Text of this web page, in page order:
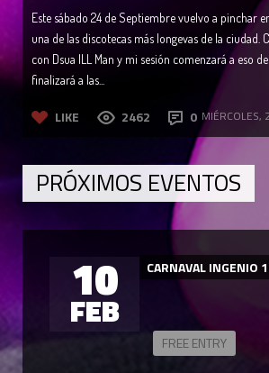
Este sábado 24 de Septiembre vuelvo a pinchar
una de las discotecas más longevas de la ciudad.
con Dsua ILL Man y mi sesión comenzará a eso
finalizará a las...
LIKE 2462 0 MIÉRCOLES,
PRÓXIMOS EVENTOS
10
FEB
CARNAVAL INGENIO
FREE ENTRY